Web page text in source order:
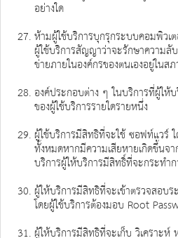
อย่างใด
ห้ามผู้ใช้บริการบุกรุกระบบคอมพิวเ
ผู้ใช้บริการสัญญาว่าจะรักษาความลั
ข่ายภายในองค์กรของตนเองอยู่ใน
องค์ประกอบต่าง ๆ ในบริการที่ผู้ให้
ของผู้ใช้บริการรายใดรายหนึ่ง
ผู้ใช้บริการมีสิทธิที่จะใช้ ซอฟท์แวร์
ทั้งหมดหากมีความเสียหายเกิดขึ้นจ
บริการผู้ให้บริการมีสิทธิ์ที่จะกระทำ
ผู้ให้บริการมีสิทธิที่จะเข้าตรวจสอ
โดยผู้ใช้บริการต้องมอบ Root
ผู้ให้บริการมีสิทธิที่จะเก็บ วิเคราะห์